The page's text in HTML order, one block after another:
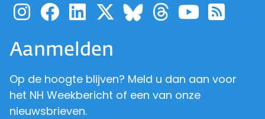
Ga naar de pagina van
Ga naar de pagina
Ga naar de
Ga naar de
Ga naar de
Ga naar
Ga
Aanmelden
Op de hoogte blijven? Meld u dan aan voor
het NH Weekbericht of een van onze
nieuwsbrieven.